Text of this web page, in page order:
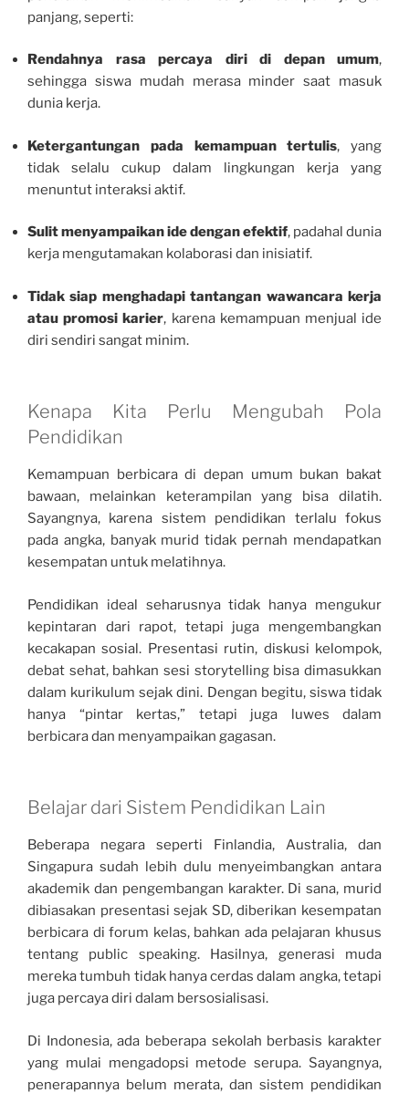
panjang, seperti:
Rendahnya rasa percaya diri di depan umum,
sehingga siswa mudah merasa minder saat masuk
dunia kerja.
Ketergantungan pada kemampuan tertulis, yang
tidak selalu cukup dalam lingkungan kerja yang
menuntut interaksi aktif.
Sulit menyampaikan ide dengan efektif, padahal dunia
kerja mengutamakan kolaborasi dan inisiatif.
Tidak siap menghadapi tantangan wawancara kerja
atau promosi karier, karena kemampuan menjual ide
diri sendiri sangat minim.
Kenapa Kita Perlu Mengubah Pola
Pendidikan
Kemampuan berbicara di depan umum bukan bakat
bawaan, melainkan keterampilan yang bisa dilatih.
Sayangnya, karena sistem pendidikan terlalu fokus
pada angka, banyak murid tidak pernah mendapatkan
kesempatan untuk melatihnya.
Pendidikan ideal seharusnya tidak hanya mengukur
kepintaran dari rapot, tetapi juga mengembangkan
kecakapan sosial. Presentasi rutin, diskusi kelompok,
debat sehat, bahkan sesi storytelling bisa dimasukkan
dalam kurikulum sejak dini. Dengan begitu, siswa tidak
hanya “pintar kertas,” tetapi juga luwes dalam
berbicara dan menyampaikan gagasan.
Belajar dari Sistem Pendidikan Lain
Beberapa negara seperti Finlandia, Australia, dan
Singapura sudah lebih dulu menyeimbangkan antara
akademik dan pengembangan karakter. Di sana, murid
dibiasakan presentasi sejak SD, diberikan kesempatan
berbicara di forum kelas, bahkan ada pelajaran khusus
tentang public speaking. Hasilnya, generasi muda
mereka tumbuh tidak hanya cerdas dalam angka, tetapi
juga percaya diri dalam bersosialisasi.
Di Indonesia, ada beberapa sekolah berbasis karakter
yang mulai mengadopsi metode serupa. Sayangnya,
penerapannya belum merata, dan sistem pendidikan